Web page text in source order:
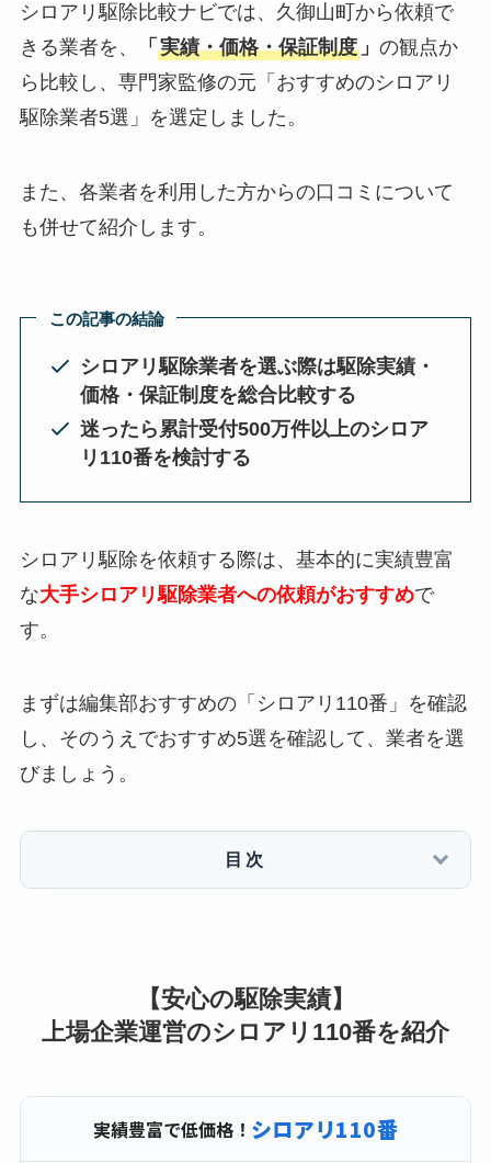
シロアリ駆除比較ナビでは、久御山町から依頼で
きる業者を、
「 実績・価格・保証制度」 の観点か
ら比較し、専門家監修の元「おすすめのシロアリ
駆除業者5選」を選定しました。
また、各業者を利用した方からの口コミについて
も併せて紹介します。
この記事の結論
シロアリ駆除業者を選ぶ際は駆除実績・
価格・保証制度を総合比較する
迷ったら累計受付500万件以上のシロア
リ110番を検討する
シロアリ駆除を依頼する際は、基本的に実績豊富
な大手シロアリ駆除業者への依頼がおすすめで
す。
まずは編集部おすすめの「シロアリ110番」を確認
し、そのうえでおすすめ5選を確認して、業者を選
びましょう。
目次
【安心の駆除実績】
上場企業運営のシロアリ110番を紹介
実績豊富で低価格！ シロアリ110番